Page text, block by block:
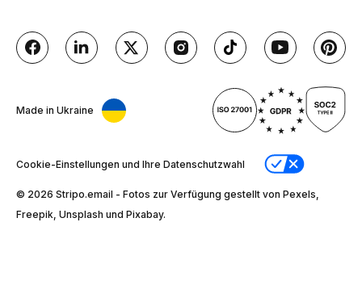
Made in Ukraine
Cookie-Einstellungen und Ihre Datenschutzwahl
© 2026 Stripо.email - Fotos zur Verfügung gestellt von Pexels,
Freepik, Unsplash und Pixabay.